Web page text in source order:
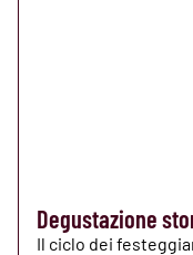
Degustazione
Il ciclo dei